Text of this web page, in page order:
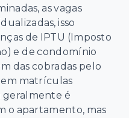
as vagas
isso
de IPTU (Imposto
e de condomínio
das cobradas pelo
matrículas
geralmente é
o apartamento, mas